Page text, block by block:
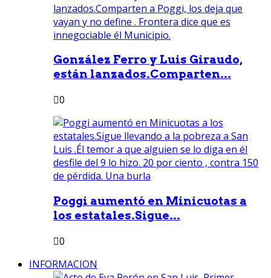
González Ferro y Luis Giraudo,
están lanzados.Comparten...
0
Poggi aumentó en Minicuotas a
los estatales.Sigue...
0
INFORMACION